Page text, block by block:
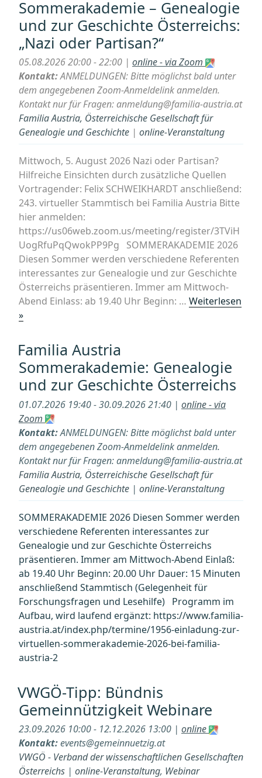
Genealogie
und
zur
Österreichs:
„Carl
Sanoner
1818-
1877,
der
Menschen
die
Electritcität
erklären
wollte““
Sommerakademie – Genealogie
und zur Geschichte Österreichs:
„Nazi oder Partisan?“
05.08.2026 20:00 - 22:00 | online - via Zoom
Kontakt:ANMELDUNGEN: Bitte möglichst bald unter
dem angegebenen Zoom-Anmeldelink anmelden.
Kontakt nur für Fragen: anmeldung@familia-austria.at
Familia Austria, Österreichische Gesellschaft für
Genealogie und Geschichte | online-Veranstaltung
Mittwoch, 5. August 2026 Nazi oder Partisan?
Hilfreiche Einsichten durch zusätzliche Quellen
Vortragender: Felix SCHWEIKHARDT anschließend:
243. virtueller Stammtisch bei Familia Austria Bitte
hier anmelden:
https://us06web.zoom.us/meeting/register/3TViH
UogRfuPqQwokPP9Pg SOMMERAKADEMIE 2026
Diesen Sommer werden verschiedene Referenten
interessantes zur Genealogie und zur Geschichte
Österreichs präsentieren. Immer am Mittwoch-
Abend Einlass: ab 19.40 Uhr Beginn: … Weiterlesen
»„Familia
Sommerakademie
–
Genealogie
und
zur
Geschichte
Österreichs:
„Nazi
oder
Partisan?““
Familia Austria
Sommerakademie: Genealogie
und zur Geschichte Österreichs
01.07.2026 19:40 - 30.09.2026 21:40 | online - via
Zoom
Kontakt:ANMELDUNGEN: Bitte möglichst bald unter
dem angegebenen Zoom-Anmeldelink anmelden.
Kontakt nur für Fragen: anmeldung@familia-austria.at
Familia Austria, Österreichische Gesellschaft für
Genealogie und Geschichte | online-Veranstaltung
SOMMERAKADEMIE 2026 Diesen Sommer werden
verschiedene Referenten interessantes zur
Genealogie und zur Geschichte Österreichs
präsentieren. Immer am Mittwoch-Abend Einlaß:
ab 19.40 Uhr Beginn: 20.00 Uhr Dauer: 15 Minuten
anschließend Stammtisch (Gelegenheit für
Forschungsfragen und Lesehilfe) Programm im
Aufbau, wird laufend ergänzt: https://www.familia-
austria.at/index.php/termine/1956-einladung-zur-
virtuellen-sommerakademie-2026-bei-familia-
austria-2
VWGÖ-Tipp: Bündnis
Gemeinnützigkeit Webinare
23.09.2026 10:00 - 12.12.2026 13:00 | online
Kontakt:events@gemeinnuetzig.at
VWGÖ - Verband der wissenschaftlichen Gesellschaften
Österreichs | online-Veranstaltung, Webinar